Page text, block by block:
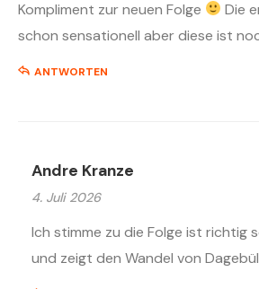
Kompliment zur neuen Folge
Die
schon sensationell aber diese ist
ANTWORTEN
Andre Kranze
4. Juli 2026
Ich stimme zu die Folge ist richtig
und zeigt den Wandel von